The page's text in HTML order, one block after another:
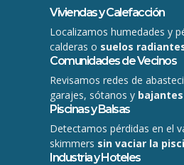
Viviendas y Calefacción
Localizamos humedades y
calderas o suelos
Comunidades de Vecinos
Revisamos redes de
garajes, sótanos y
Piscinas y Balsas
Detectamos pérdidas en el
skimmers sin vaciar la
Industria y Hoteles